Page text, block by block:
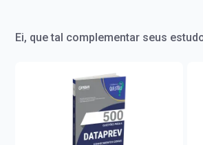
Ei, que tal complementar seus